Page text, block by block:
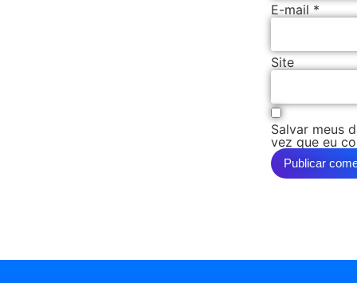
E-mail *
Site
Salvar meus
vez que eu